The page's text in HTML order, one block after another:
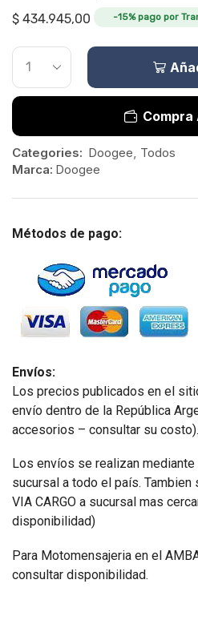
$ 434.945,00 -15% pago por
Compra
Categories: Doogee Todos
Marca: Doogee
Métodos de pago:
Envíos:
Los precios publicados en el
envío dentro de la República
accesorios – consultar su costo).
Los envíos se realizan
sucursal a todo el país.
VIA CARGO a sucursal mas
disponibilidad)
Para Motomensajeria en el
consultar disponibilidad.